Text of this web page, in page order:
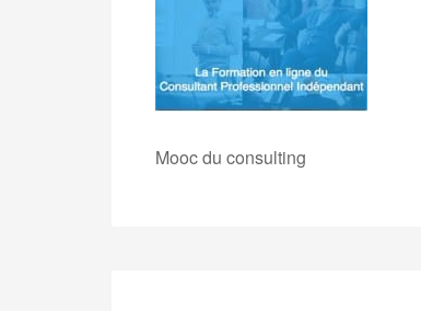
Mooc du consulting